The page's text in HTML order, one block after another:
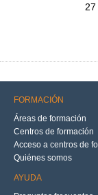
27
FORMACIÓN
Áreas de formación
Centros de formación
Acceso a centros de
Quiénes somos
AYUDA